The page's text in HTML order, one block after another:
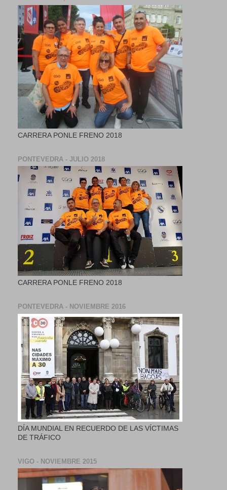
CARRERA PONLE FRENO 2018
PONTEVEDRA - JULIO 2018
CARRERA PONLE FRENO 2018
PONTEVEDRA - NOVIEMBRE 2016
DÍA MUNDIAL EN RECUERDO DE LAS VÍCTIMAS
DE TRÁFICO
VIGO - NOVIEMBRE 2015